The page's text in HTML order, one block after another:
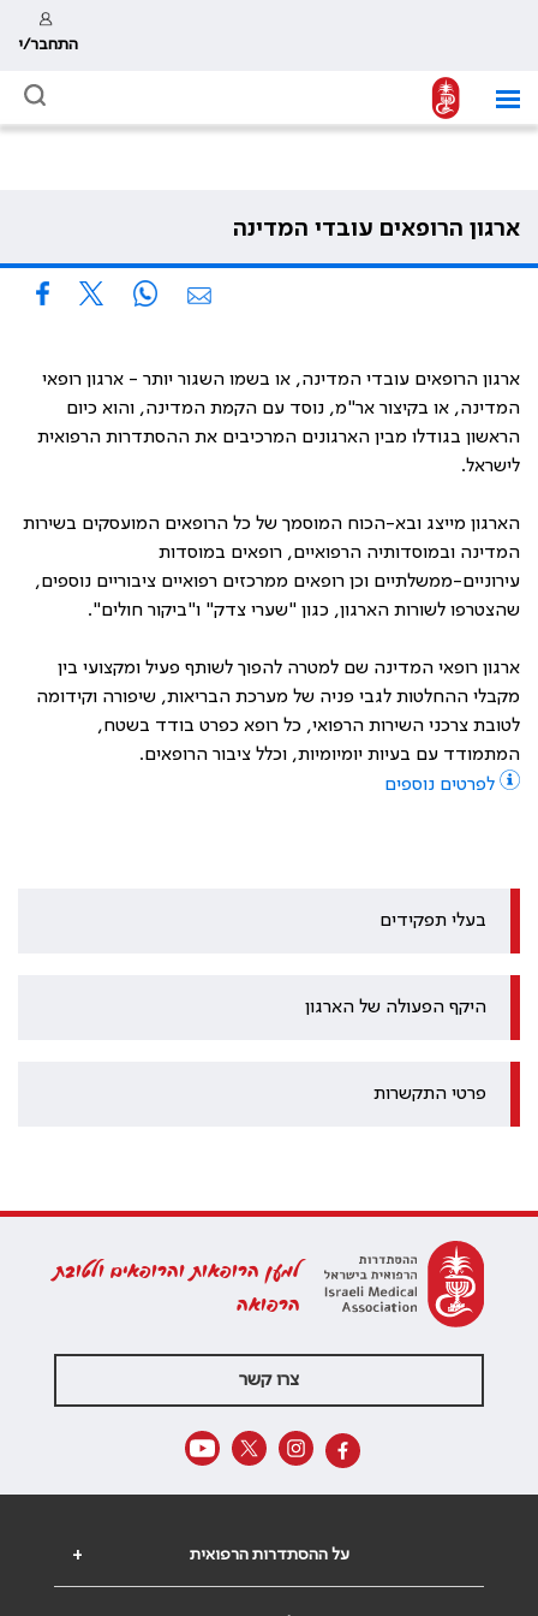
התחבר/י
ארגון הרופאים עובדי המדינה
ארגון הרופאים עובדי המדינה, או בשמו השגור יותר - ארגון רופאי
המדינה, או בקיצור אר"מ, נוסד עם הקמת המדינה, והוא כיום
הראשון בגודלו מבין הארגונים המרכיבים את ההסתדרות הרפואית
לישראל.
הארגון מייצג ובא-הכוח המוסמך של כל הרופאים המועסקים בשירות
המדינה ובמוסדותיה הרפואיים, רופאים במוסדות
עירוניים-ממשלתיים וכן רופאים ממרכזים רפואיים ציבוריים נוספים,
שהצטרפו לשורות הארגון, כגון "שערי צדק" ו"ביקור חולים".
ארגון רופאי המדינה שם למטרה להפוך לשותף פעיל ומקצועי בין
מקבלי ההחלטות לגבי פניה של מערכת הבריאות, שיפורה וקידומה
לטובת צרכני השירות הרפואי, כל רופא כפרט בודד בשטח,
המתמודד עם בעיות יומיומיות, וכלל ציבור הרופאים.
לפרטים נוספים
בעלי תפקידים
היקף הפעולה של הארגון
פרטי התקשרות
למען הרופאות והרופאים ולטובת
הרפואה
צרו קשר
+ על ההסתדרות הרפואית